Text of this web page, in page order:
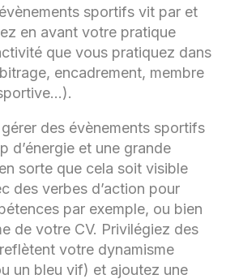
sportifs vit par et
en avant votre pratique
que vous pratiquez dans
encadrement, membre
des évènements sportifs
d’énergie et une grande
sorte que cela soit visible
des verbes d’action pour
par exemple, ou bien
de votre CV. Privilégiez des
votre dynamisme
un bleu vif) et ajoutez une